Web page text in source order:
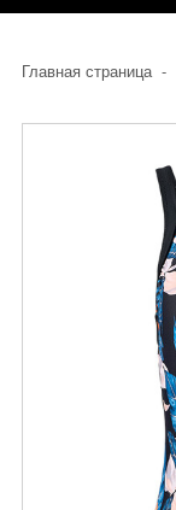
Главная страница -